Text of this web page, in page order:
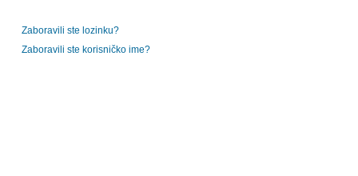
Zaboravili ste lozinku?
Zaboravili ste korisničko ime?